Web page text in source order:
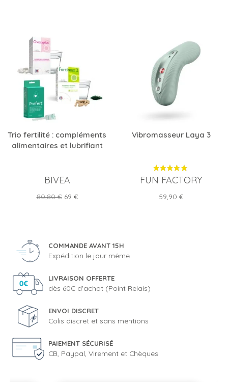
Trio fertilité : compléments
alimentaires et lubrifiant
BIVEA
Prix
80,80 € Prix
69 €
Vibromasseur Laya 3
FUN FACTORY
Prix
59,90 €
COMMANDE AVANT 15H
Expédition le jour même
LIVRAISON OFFERTE
dès 60€ d'achat (Point Relais)
ENVOI DISCRET
Colis discret et sans mentions
PAIEMENT SÉCURISÉ
CB, Paypal, Virement et Chèques